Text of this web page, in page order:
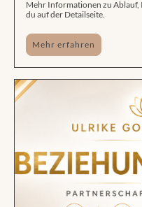
Mehr Informationen zu Ablauf,
du auf der Detailseite.
Mehr erfahren